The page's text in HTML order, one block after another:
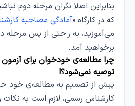
بنابراین اصلا نگران مرحله‌ دوم
که در کارگاه «آمادگی مصاحبه
می‌آموزید، به راحتی از پس مرحله
برخواهید آمد.
چرا مطالعه‌ی خودخوان برای
توصیه نمی‌شود؟!
پیش از تصمیم به مطالعه‌ی خود
کارشناس رسمی، لازم است به نکات